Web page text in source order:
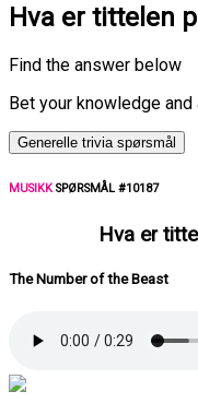
Hva er tittelen
Find the answer below
Bet your knowledge and
Generelle trivia spørsmål
MUSIKKSPØRSMÅL #10187
Hva er
The Number of the Beast